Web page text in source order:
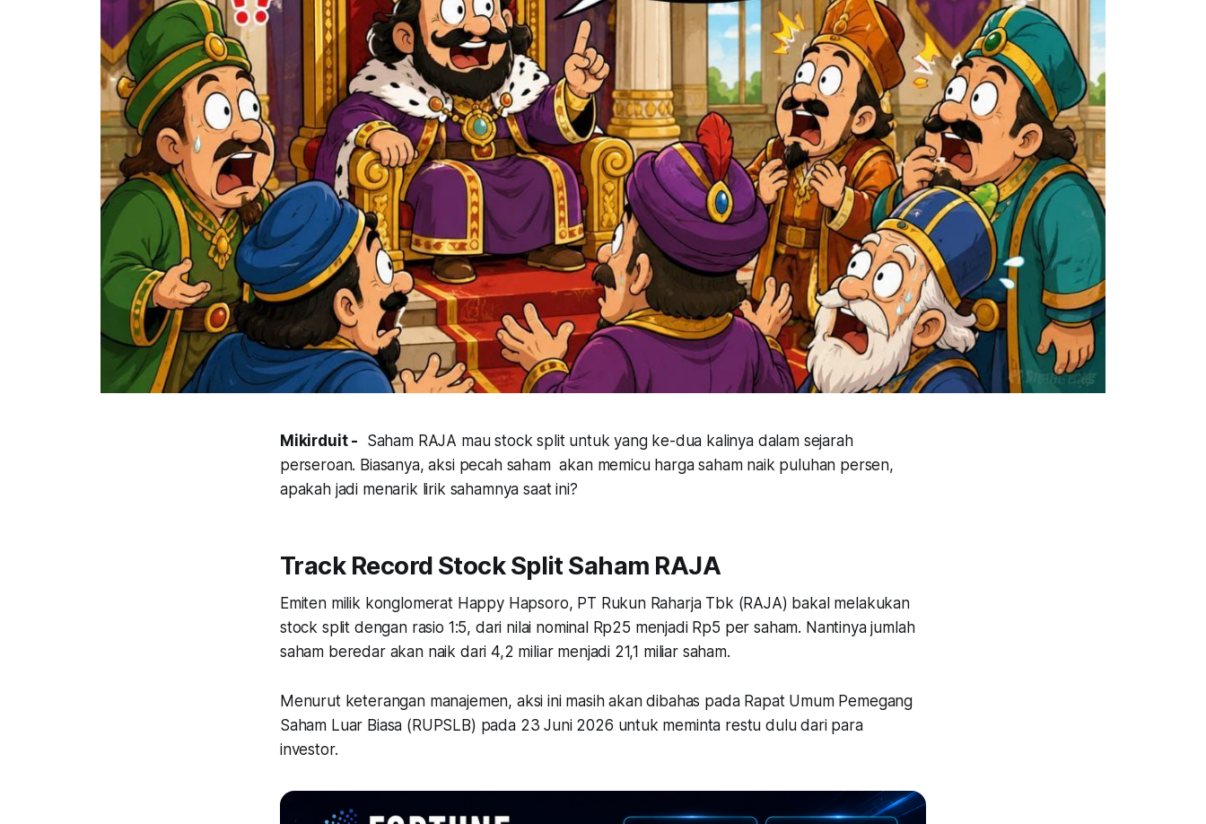
Mikirduit - Saham RAJA mau stock split untuk yang ke-dua kalinya dalam sejarah
perseroan. Biasanya, aksi pecah saham akan memicu harga saham naik puluhan persen,
apakah jadi menarik lirik sahamnya saat ini?
Track Record Stock Split Saham RAJA
Emiten milik konglomerat Happy Hapsoro, PT Rukun Raharja Tbk (RAJA) bakal melakukan
stock split dengan rasio 1:5, dari nilai nominal Rp25 menjadi Rp5 per saham. Nantinya jumlah
saham beredar akan naik dari 4,2 miliar menjadi 21,1 miliar saham.
Menurut keterangan manajemen, aksi ini masih akan dibahas pada Rapat Umum Pemegang
Saham Luar Biasa (RUPSLB) pada 23 Juni 2026 untuk meminta restu dulu dari para
investor.